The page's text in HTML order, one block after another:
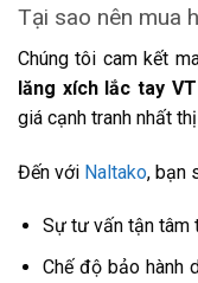
Tại sao nên mua
Chúng tôi cam kết
lăng xích lắc tay VT
giá cạnh tranh nhất
Đến với Naltako, bạn
Sự tư vấn tận tâm
Chế độ bảo hành